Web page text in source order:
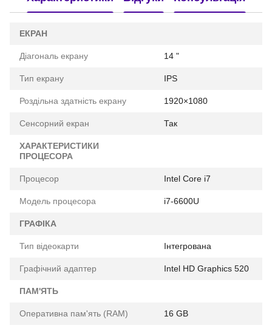
ЕКРАН
Діагональ екрану 14 "
Тип екрану IPS
Роздільна здатність екрану 1920×1080
Сенсорний екран Так
ХАРАКТЕРИСТИКИ
ПРОЦЕСОРА
Процесор Intel Core i7
Модель процесора i7-6600U
ГРАФІКА
Тип відеокарти Інтегрована
Графічний адаптер Intel HD Graphics 520
ПАМ'ЯТЬ
Оперативна пам'ять (RAM) 16 GB